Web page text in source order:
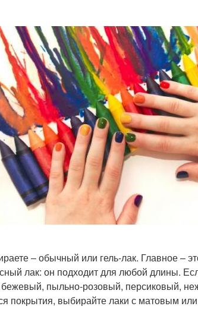
‒ обычный или гель-лак. Главное –
лак: он подходит для любой длины.
пыльно-розовый, персиковый,
покрытия, выбирайте лаки с матовым